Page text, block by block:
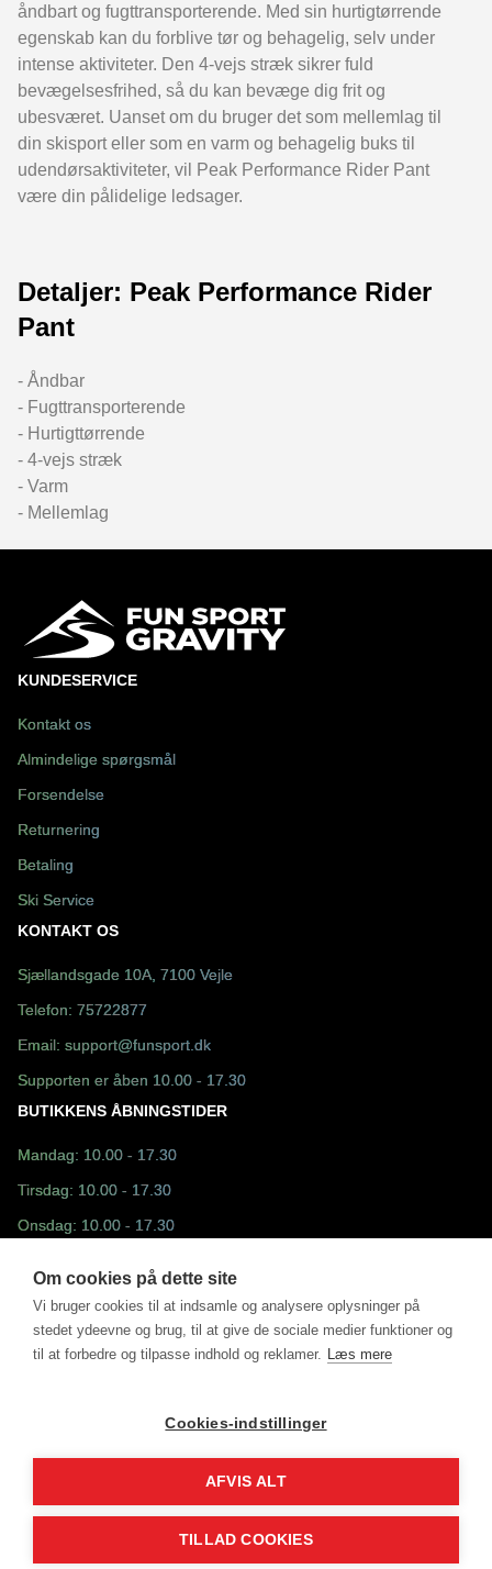
åndbart og fugttransporterende. Med sin hurtigtørrende
egenskab kan du forblive tør og behagelig, selv under
intense aktiviteter. Den 4-vejs stræk sikrer fuld
bevægelsesfrihed, så du kan bevæge dig frit og
ubesværet. Uanset om du bruger det som mellemlag til
din skisport eller som en varm og behagelig buks til
udendørsaktiviteter, vil Peak Performance Rider Pant
være din pålidelige ledsager.
Detaljer: Peak Performance Rider
Pant
- Åndbar
- Fugttransporterende
- Hurtigttørrende
- 4-vejs stræk
- Varm
- Mellemlag
KUNDESERVICE
Kontakt os
Almindelige spørgsmål
Forsendelse
Returnering
Betaling
Ski Service
KONTAKT OS
Sjællandsgade 10A, 7100 Vejle
Telefon: 75722877
Email: support@funsport.dk
Supporten er åben 10.00 - 17.30
BUTIKKENS ÅBNINGSTIDER
Mandag: 10.00 - 17.30
Tirsdag: 10.00 - 17.30
Onsdag: 10.00 - 17.30
Fredag: 10.30 - 17.30
Lørdag: 10.00 - 13.00
©2025 - Fun Sport ApS drevet af MM Sports Trading ApS
Om cookies på dette site
Vi bruger cookies til at indsamle og analysere oplysninger på
stedet ydeevne og brug, til at give de sociale medier funktioner og
til at forbedre og tilpasse indhold og reklamer. Læs mere
Cookies-indstillinger
AFVIS ALT
TILLAD COOKIES